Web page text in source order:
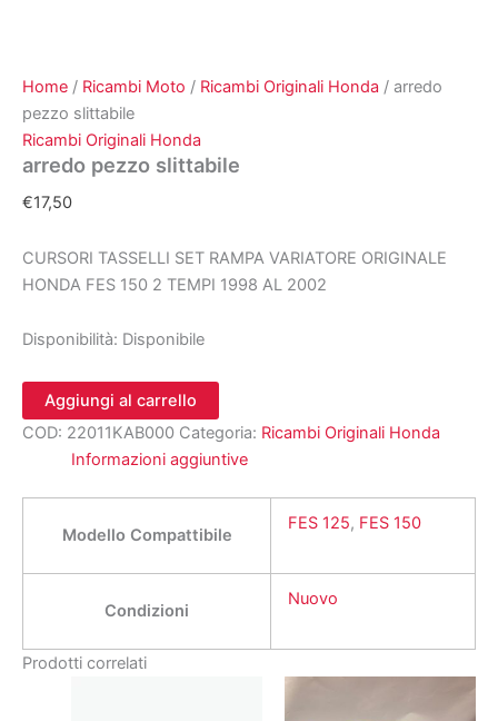
Home / Ricambi Moto / Ricambi Originali Honda / arredo
pezzo slittabile
Ricambi Originali Honda
arredo pezzo slittabile
€17,50
CURSORI TASSELLI SET RAMPA VARIATORE ORIGINALE
HONDA FES 150 2 TEMPI 1998 AL 2002
Disponibilità: Disponibile
arredo
pezzo
slittabile
quantità
Aggiungi al carrello
COD: 22011KAB000 Categoria: Ricambi Originali Honda
Informazioni aggiuntive
Modello Compattibile
FES 125, FES 150
Condizioni
Nuovo
Prodotti correlati